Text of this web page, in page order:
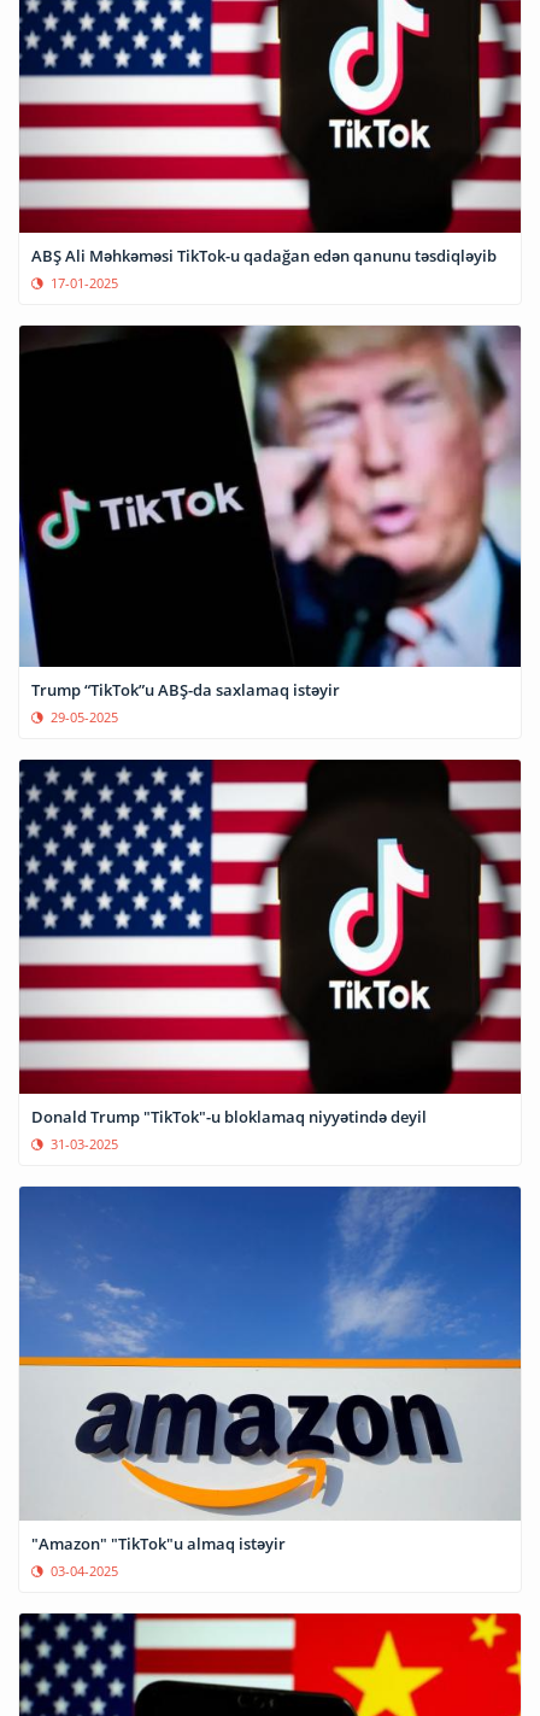
ABŞ Ali Məhkəməsi TikTok-u qadağan edən qanunu təsdiqləyib
17-01-2025
Trump “TikTok”u ABŞ-da saxlamaq istəyir
29-05-2025
Donald Trump "TikTok"-u bloklamaq niyyətində deyil
31-03-2025
"Amazon" "TikTok"u almaq istəyir
03-04-2025